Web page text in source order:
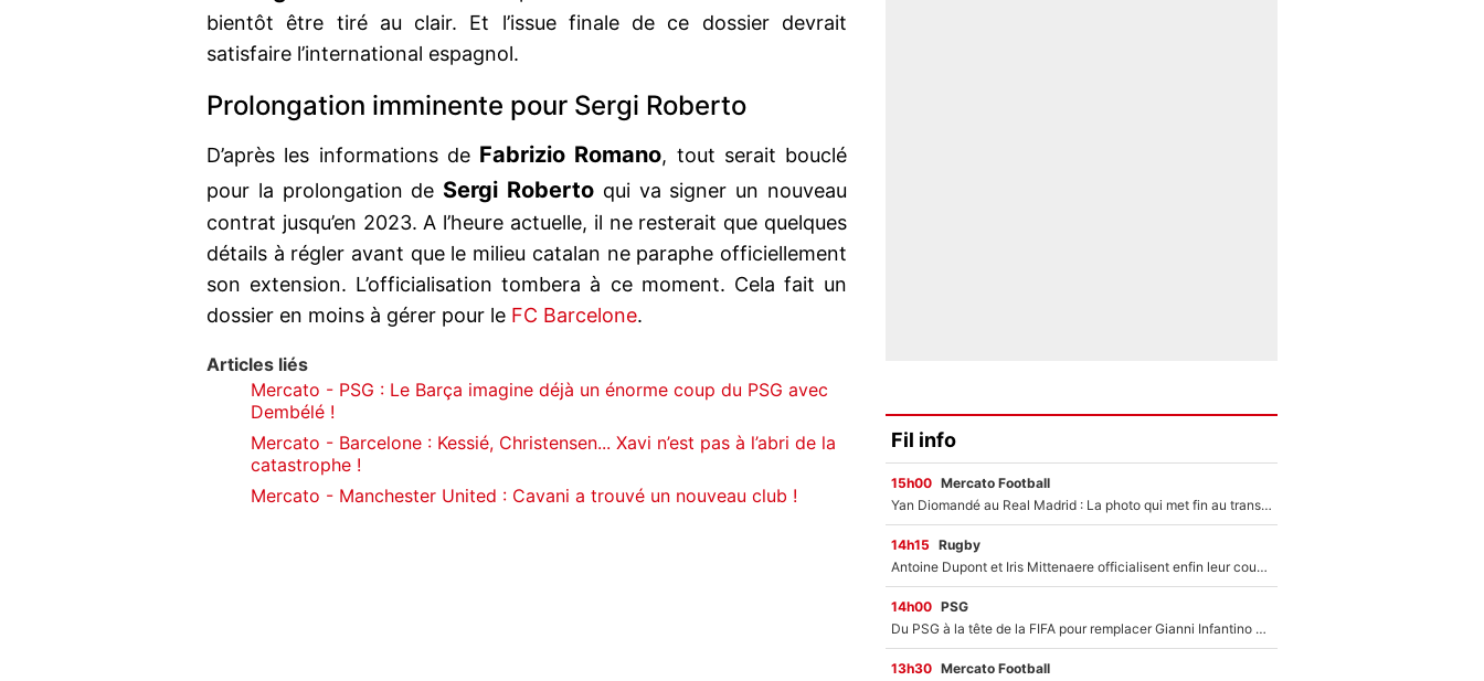
bientôt être tiré au clair. Et l’issue finale de ce dossier devrait
satisfaire l’international espagnol.
Prolongation imminente pour Sergi Roberto
D’après les informations de Fabrizio Romano, tout serait bouclé
pour la prolongation de Sergi Roberto qui va signer un nouveau
contrat jusqu’en 2023. A l’heure actuelle, il ne resterait que quelques
détails à régler avant que le milieu catalan ne paraphe officiellement
son extension. L’officialisation tombera à ce moment. Cela fait un
dossier en moins à gérer pour le FC Barcelone.
Articles liés
Mercato - PSG : Le Barça imagine déjà un énorme coup du PSG avec
Dembélé !
Mercato - Barcelone : Kessié, Christensen... Xavi n’est pas à l’abri de la
catastrophe !
Mercato - Manchester United : Cavani a trouvé un nouveau club !
Fil info
15h00 Mercato Football
Yan Diomandé au Real Madrid : La photo qui met fin au transfert de l’été !
14h15 Rugby
Antoine Dupont et Iris Mittenaere officialisent enfin leur couple : La photo qui enflamme les réseaux sociaux
14h00 PSG
Du PSG à la tête de la FIFA pour remplacer Gianni Infantino ? «Il serait un mauvais président», le patron de la Liga s'attaque à Nasser Al-Khelaïfi !
13h30 Mercato Football